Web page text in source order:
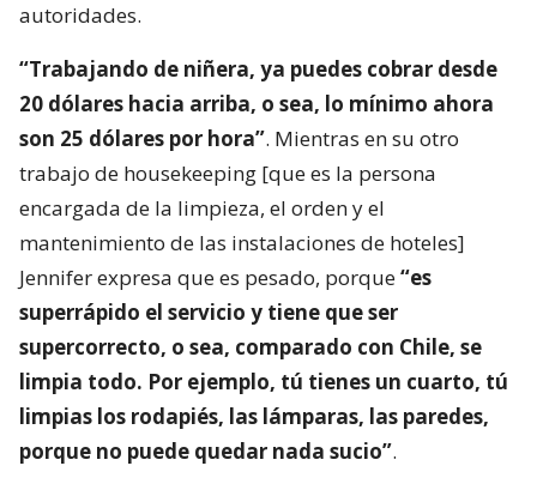
autoridades.
“Trabajando de niñera, ya puedes cobrar desde
20 dólares hacia arriba, o sea, lo mínimo ahora
son 25 dólares por hora”. Mientras en su otro
trabajo de housekeeping [que es la persona
encargada de la limpieza, el orden y el
mantenimiento de las instalaciones de hoteles]
Jennifer expresa que es pesado, porque“es
superrápido el servicio y tiene que ser
supercorrecto, o sea, comparado con Chile, se
limpia todo. Por ejemplo, tú tienes un cuarto, tú
limpias los rodapiés, las lámparas, las paredes,
porque no puede quedar nada sucio”.